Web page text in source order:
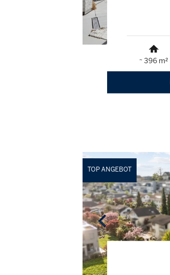
~ 396 m²
TOP ANGEBOT